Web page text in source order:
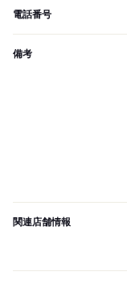
電話番号
備考
関連店舗情報